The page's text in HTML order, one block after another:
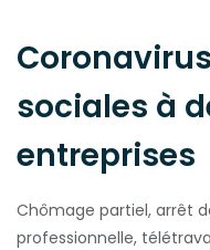
sociales à
entreprises
Chômage partiel, arrêt
professionnelle,